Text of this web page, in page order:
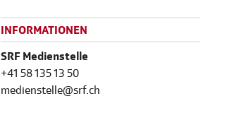
INFORMATIONEN
SRF Medienstelle
+41 58 135 13 50
medienstelle@srf.ch